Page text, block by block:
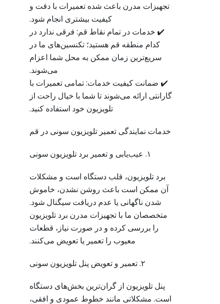
تجهیزات مدرن باعث شده تعمیرات با دقت و
کیفیت بیشتری انجام شود.
✔️ خدمات در تمام نقاط قم: فرقی ندارد در
کدام منطقه قم هستید؛ تکنسین‌های ما در
سریع‌ترین زمان ممکن به محل شما اعزام
می‌شوند.
✔️ ضمانت کیفیت خدمات: تمامی تعمیرات با
گارانتی ارائه می‌شوند تا شما با خیال راحت از
تلویزیون خود استفاده کنید.
خدمات نمایندگی تعمیر تلویزیون سونی در قم
۱. عیب‌یابی و تعمیر برد تلویزیون سونی
برد تلویزیون، قلب دستگاه است و مشکلات
آن ممکن است باعث روشن نشدن، خاموش
شدن ناگهانی یا عدم دریافت سیگنال شود.
متخصصان ما با تجهیزات مدرن برد تلویزیون
را بررسی کرده و در صورت نیاز، قطعات
معیوب را تعمیر یا تعویض می‌کنند.
۲. تعمیر و تعویض پنل تلویزیون سونی
پنل تلویزیون از گران‌ترین بخش‌های دستگاه
است. مشکلاتی مانند خطوط عمودی و افقی،